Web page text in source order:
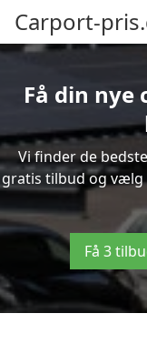
Carport-
Få din nye
Vi finder de
gratis tilbud og vælg
Få 3